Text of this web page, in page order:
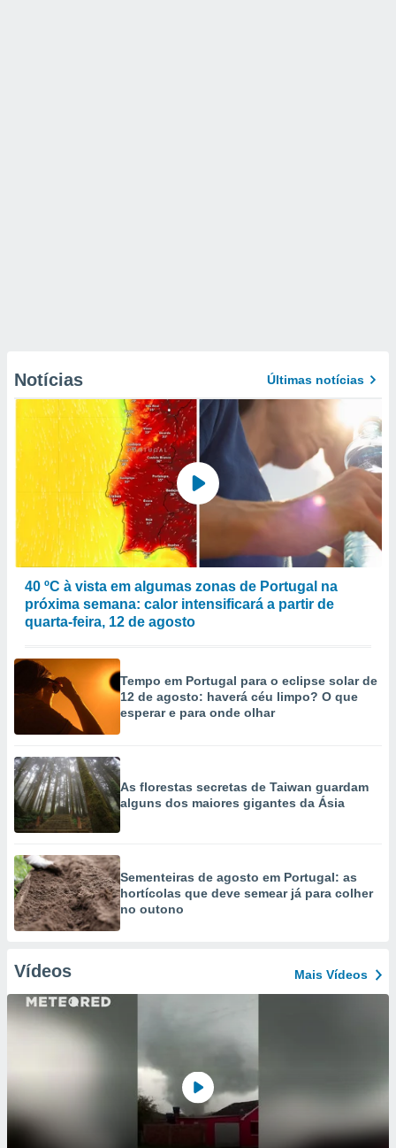
Notícias Últimas notícias
40 ºC à vista em algumas zonas de Portugal na
próxima semana: calor intensificará a partir de
quarta-feira, 12 de agosto
Tempo em Portugal para o eclipse solar de
12 de agosto: haverá céu limpo? O que
esperar e para onde olhar
As florestas secretas de Taiwan guardam
alguns dos maiores gigantes da Ásia
Sementeiras de agosto em Portugal: as
hortícolas que deve semear já para colher
no outono
Vídeos Mais Vídeos